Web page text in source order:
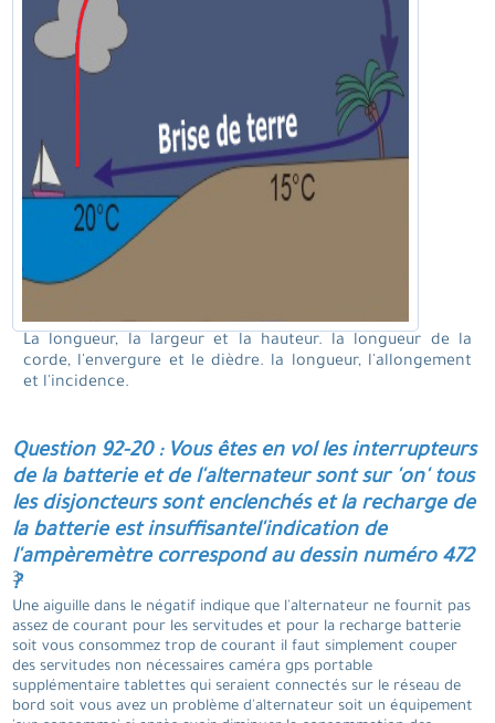
La longueur, la largeur et la hauteur. la longueur de la
corde, l'envergure et le dièdre. la longueur, l'allongement
et l'incidence.
Question 92-20 : Vous êtes en vol les interrupteurs
de la batterie et de l'alternateur sont sur 'on' tous
les disjoncteurs sont enclenchés et la recharge de
la batterie est insuffisantel'indication de
l'ampèremètre correspond au dessin numéro 472
?
3.
Une aiguille dans le négatif indique que l'alternateur ne fournit pas
assez de courant pour les servitudes et pour la recharge batterie
soit vous consommez trop de courant il faut simplement couper
des servitudes non nécessaires caméra gps portable
supplémentaire tablettes qui seraient connectés sur le réseau de
bord soit vous avez un problème d'alternateur soit un équipement